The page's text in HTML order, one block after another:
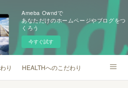
Ameba Owndで
あなただけのホームページやブログをつ
くろう
今すぐ試す
り HEALTHへのこだわり